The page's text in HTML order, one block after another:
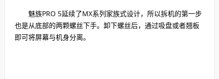
魅族PRO 5延续了MX系列家族式设计，所以拆机的第一步
也是从底部的两颗螺丝下手。卸下螺丝后，通过吸盘或者翘板
即可将屏幕与机身分离。